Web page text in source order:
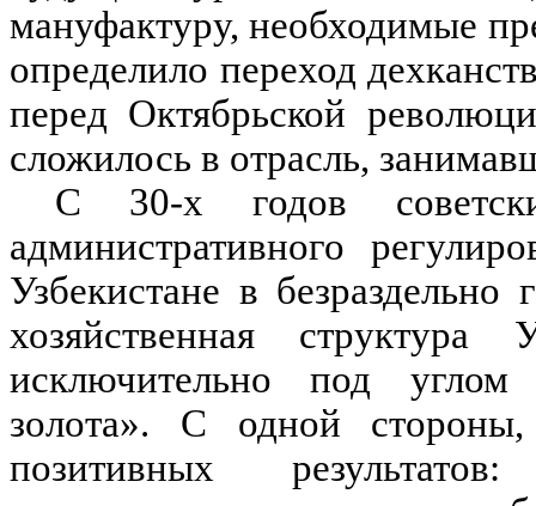
мануфактуру, необходимые
определило переход
перед Октябрьской
сложилось в отрасль,
C 30-х годов
административного
Узбекистане в
хозяйственная структура
исключительно под углом
золота». С одной
позитивных